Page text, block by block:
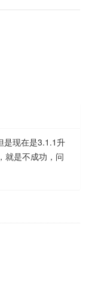
是现在是3.1.1升
就是不成功，问